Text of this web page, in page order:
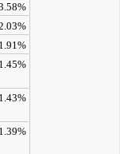
1.91%
1.45%
1.43%
1.39%